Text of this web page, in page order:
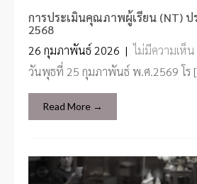
การประเมินคุณภาพผู้เรียน (NT) ป
2568
26 กุมภาพันธ์ 2026 | ไม่มีความเห็น
วันพุธที่ 25 กุมภาพันธ์ พ.ศ.2569 โร
Read More →